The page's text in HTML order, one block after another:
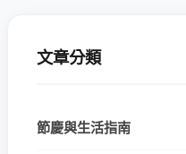
文章分類
節慶與生活指南